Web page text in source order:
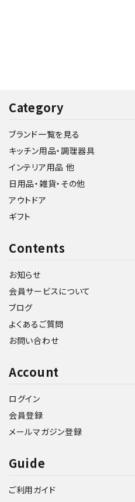
Category
ブランド一覧を見る
キッチン用品・調理器具
インテリア用品 他
日用品・雑貨・その他
アウトドア
ギフト
Contents
お知らせ
会員サービスについて
ブログ
よくあるご質問
お問い合わせ
Account
ログイン
会員登録
メールマガジン登録
Guide
ご利用ガイド